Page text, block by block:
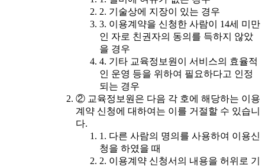
2. 기술상에 지장이 있는 경우
3. 이용계약을 신청한 사람이 14세 미만
인 자로 친권자의 동의를 득하지 않았
을 경우
4. 기타 교육정보원이 서비스의 효율적
인 운영 등을 위하여 필요하다고 인정
되는 경우
② 교육정보원은 다음 각 호에 해당하는 이용
계약 신청에 대하여는 이를 거절할 수 있습니
다.
1. 다른 사람의 명의를 사용하여 이용신
청을 하였을 때
2. 이용계약 신청서의 내용을 허위로 기